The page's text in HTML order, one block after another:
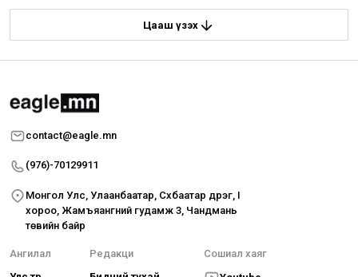
Цааш үзэх
contact@eagle.mn
(976)-70129911
Монгол Улс, Улаанбаатар, Сүхбаатар дүүрэг, I
хороо, Жамъяангүний гудамж 3, Чандмань
төвийн байр
Ангилал
Редакци
Сошиал хаяг